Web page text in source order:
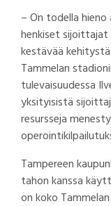
– On todella
henkiset sijoittajat
kestävää
Tammelan
tulevaisuudessa
yksityisistä
resursseja
Tampereen
tahon kanssa
on koko